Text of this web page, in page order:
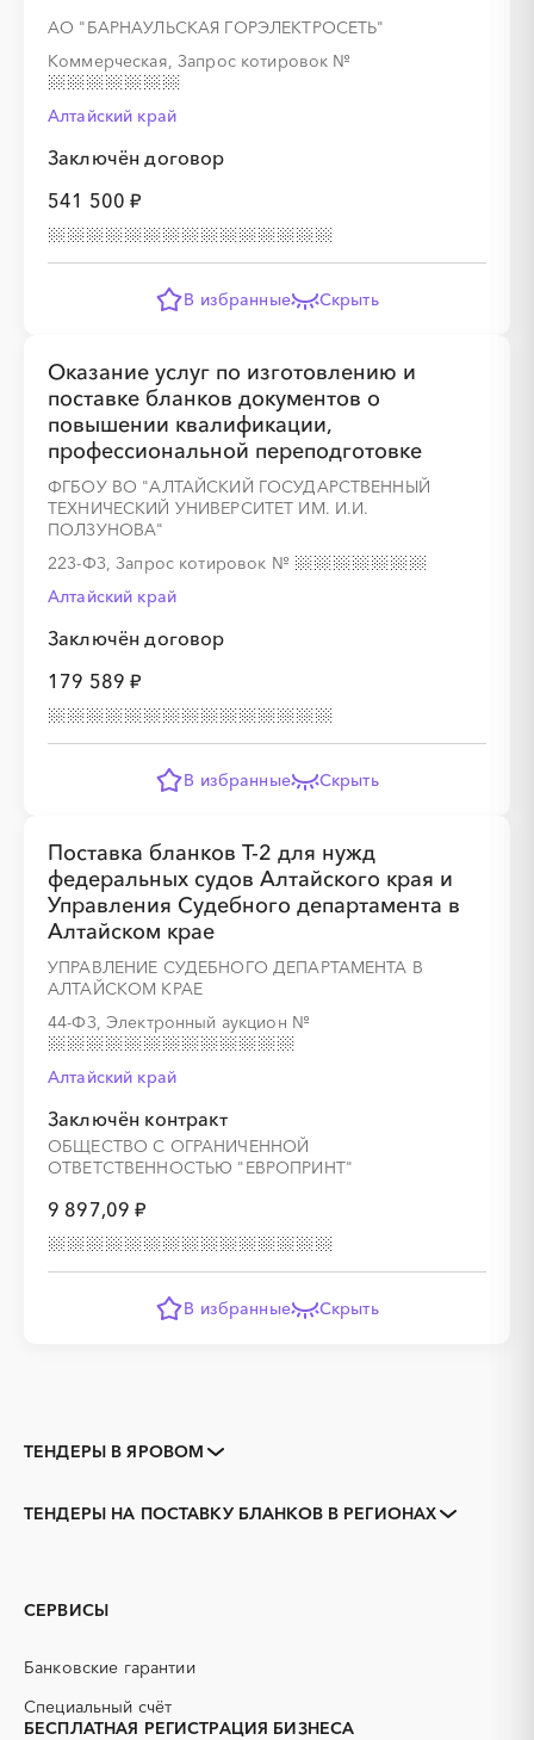
АО "БАРНАУЛЬСКАЯ ГОРЭЛЕКТРОСЕТЬ"
Коммерческая, Запрос котировок №
Алтайский край
Заключён договор
541 500 ₽
В избранные Скрыть
Оказание услуг по изготовлению и
поставке бланков документов о
повышении квалификации,
профессиональной переподготовке
ФГБОУ ВО "АЛТАЙСКИЙ ГОСУДАРСТВЕННЫЙ
ТЕХНИЧЕСКИЙ УНИВЕРСИТЕТ ИМ. И.И.
ПОЛЗУНОВА"
223-ФЗ, Запрос котировок №
Алтайский край
Заключён договор
179 589 ₽
В избранные Скрыть
Поставка бланков Т-2 для нужд
федеральных судов Алтайского края и
Управления Судебного департамента в
Алтайском крае
УПРАВЛЕНИЕ СУДЕБНОГО ДЕПАРТАМЕНТА В
АЛТАЙСКОМ КРАЕ
44-ФЗ, Электронный аукцион №
Алтайский край
Заключён контракт
ОБЩЕСТВО С ОГРАНИЧЕННОЙ
ОТВЕТСТВЕННОСТЬЮ "ЕВРОПРИНТ"
9 897,09 ₽
В избранные Скрыть
ТЕНДЕРЫ В ЯРОВОМ
Тендеры заводов
1С
PR
АЭС
активные добавки)
ТЕНДЕРЫ НА ПОСТАВКУ БЛАНКОВ В РЕГИОНАХ
Камень-на-Оби
СЕРВИСЫ
Банковские гарантии
Специальный счёт
БЕСПЛАТНАЯ РЕГИСТРАЦИЯ БИЗНЕСА